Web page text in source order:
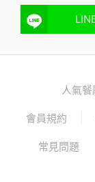
人氣
會員規約
常見問題